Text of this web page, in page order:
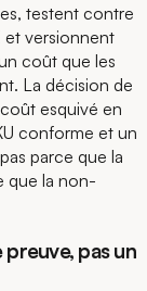
testent contre
et versionnent
coût que les
La décision de
esquivé en
conforme et un
parce que la
que la non-
pas un